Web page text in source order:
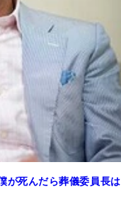
が死んだら葬儀委員長は